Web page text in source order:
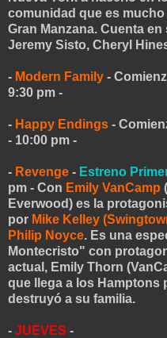
comunidad que es
Gran Manzana. Cuenta
Jeremy Sisto, Cheryl
- Modern Family -
9:30 pm -
- Happy Endings -
- 10:00 pm -
- Revenge - Estreno
pm - Con Emily VanCamp
Everwood) es la
por Mike Kelley
Philip Noyce. Es una
Montecristo" con
actual, Emily Thorn
que llega a los Hamptons
destruyó a su familia.
- JUEVES -